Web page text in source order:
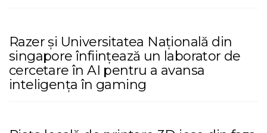
Razer și Universitatea Națională din
singapore înființează un laborator de
cercetare în AI pentru a avansa
inteligența în gaming